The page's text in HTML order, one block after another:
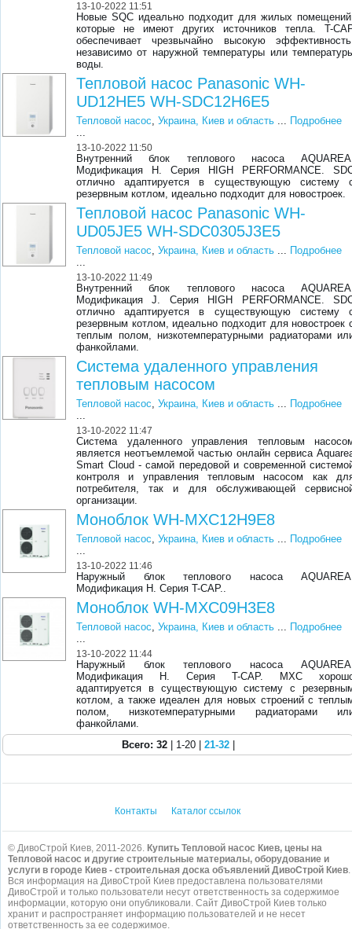
13-10-2022 11:51
Новые SQC идеально подходит для жилых
которые не имеют других источников тепла. T-
обеспечивает чрезвычайно высокую
независимо от наружной температуры или
воды.
Тепловой насос Panasonic WH-
UD12HE5 WH-SDC12H6E5
Тепловой насос,Украина, Киев и область ... Подробнее
...
13-10-2022 11:50
Внутренний блок теплового насоса
Модификация Н. Серия HIGH PERFORMANCE.
отлично адаптируется в существующую систему
резервным котлом, идеально подходит для новостроек.
Тепловой насос Panasonic WH-
UD05JE5 WH-SDC0305J3E5
Тепловой насос,Украина, Киев и область ... Подробнее
...
13-10-2022 11:49
Внутренний блок теплового насоса
Модификация J. Серия HIGH PERFORMANCE.
отлично адаптируется в существующую систему
резервным котлом, идеально подходит для новостроек
теплым полом, низкотемпературными радиаторами
фанкойлами.
Система удаленного управления
тепловым насосом
Тепловой насос,Украина, Киев и область ... Подробнее
...
13-10-2022 11:47
Система удаленного управления тепловым
является неотъемлемой частью онлайн сервиса
Smart Cloud - самой передовой и современной
контроля и управления тепловым насосом как
потребителя, так и для обслуживающей
организации.
Моноблок WH-MXC12H9E8
Тепловой насос,Украина, Киев и область ... Подробнее
...
13-10-2022 11:46
Наружный блок теплового насоса
Модификация Н. Серия T-CAP..
Моноблок WH-MXC09H3E8
Тепловой насос,Украина, Киев и область ... Подробнее
...
13-10-2022 11:44
Наружный блок теплового насоса
Модификация Н. Серия T-CAP. MXC
адаптируется в существующую систему с
котлом, а также идеален для новых строений с
полом, низкотемпературными радиаторами
фанкойлами.
Всего: 32 | 1-20 | 21-32
Контакты Каталог ссылок
© ДивоСтрой Киев, 2011-2026. Купить Тепловой насос Киев, цены на
Тепловой насос и другие строительные материалы, оборудование и
услуги в городе Киев - строительная доска объявлений ДивоСтрой Киев.
Вся информация на ДивоСтрой Киев предоставлена пользователями
ДивоСтрой и только пользователи несут ответственность за содержимое
информации, которую они опубликовали. Сайт ДивоСтрой Киев только
хранит и распространяет информацию пользователей и не несет
ответственность за ее содержимое.